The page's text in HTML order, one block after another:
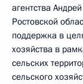
агентства
Ростовской
поддержка в
хозяйства в
сельских
сельского